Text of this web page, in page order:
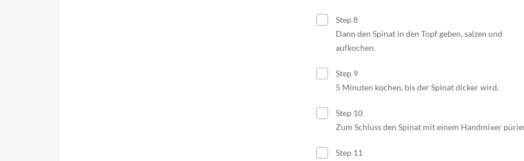
Step 8
Dann den Spinat in den Topf geben, salzen und
aufkochen.
Step 9
5 Minuten kochen, bis der Spinat dicker wird.
Step 10
Zum Schluss den Spinat mit einem Handmixer
Step 11